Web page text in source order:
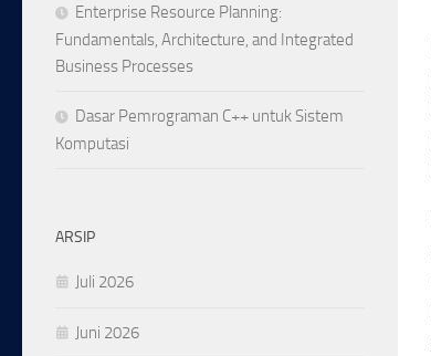
Enterprise Resource Planning:
Fundamentals, Architecture, and Integrated
Business Processes
Dasar Pemrograman C++ untuk Sistem
Komputasi
ARSIP
Juli 2026
Juni 2026